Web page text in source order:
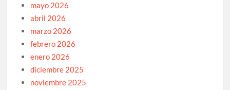
mayo 2026
abril 2026
marzo 2026
febrero 2026
enero 2026
diciembre 2025
noviembre 2025